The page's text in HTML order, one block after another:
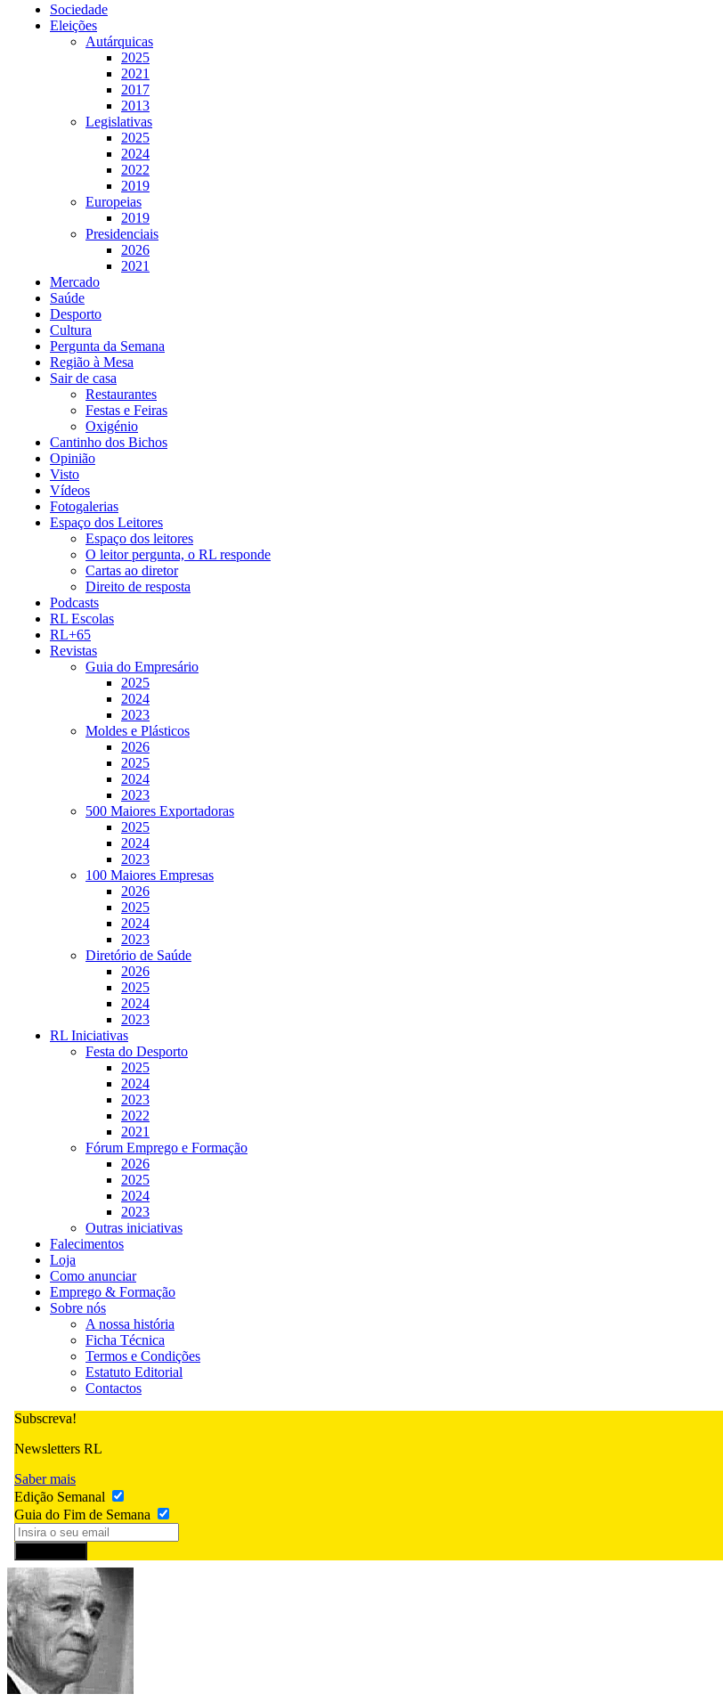
Sociedade
Eleições
Autárquicas
2025
2021
2017
2013
Legislativas
2025
2024
2022
2019
Europeias
2019
Presidenciais
2026
2021
Mercado
Saúde
Desporto
Cultura
Pergunta da Semana
Região à Mesa
Sair de casa
Restaurantes
Festas e Feiras
Oxigénio
Cantinho dos Bichos
Opinião
Visto
Vídeos
Fotogalerias
Espaço dos Leitores
Espaço dos leitores
O leitor pergunta, o RL responde
Cartas ao diretor
Direito de resposta
Podcasts
RL Escolas
RL+65
Revistas
Guia do Empresário
2025
2024
2023
Moldes e Plásticos
2026
2025
2024
2023
500 Maiores Exportadoras
2025
2024
2023
100 Maiores Empresas
2026
2025
2024
2023
Diretório de Saúde
2026
2025
2024
2023
RL Iniciativas
Festa do Desporto
2025
2024
2023
2022
2021
Fórum Emprego e Formação
2026
2025
2024
2023
Outras iniciativas
Falecimentos
Loja
Como anunciar
Emprego & Formação
Sobre nós
A nossa história
Ficha Técnica
Termos e Condições
Estatuto Editorial
Contactos
Subscreva!
Newsletters RL
Saber mais
Edição Semanal
Guia do Fim de Semana